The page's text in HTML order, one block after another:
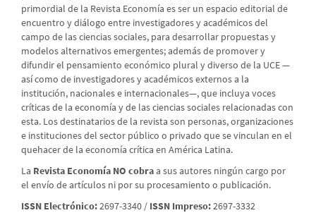
primordial de la Revista Economía es ser un espacio editorial de
encuentro y diálogo entre investigadores y académicos del
campo de las ciencias sociales, para desarrollar propuestas y
modelos alternativos emergentes; además de promover y
difundir el pensamiento económico plural y diverso de la UCE —
así como de investigadores y académicos externos a la
institución, nacionales e internacionales—, que incluya voces
críticas de la economía y de las ciencias sociales relacionadas con
esta. Los destinatarios de la revista son personas, organizaciones
e instituciones del sector público o privado que se vinculan en el
quehacer de la economía crítica en América Latina.
La Revista Economía NO cobraa sus autores ningún cargo por
el envío de artículos ni por su procesamiento o publicación.
ISSN Electrónico:2697-3340 / ISSN Impreso:2697-3332